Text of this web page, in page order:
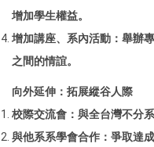
增加學生權益。
增加講座、系內活動：舉辦
之間的情誼。
向外延伸：拓展縱谷人際
校際交流會：與全台灣不分
與他系系學會合作：爭取達